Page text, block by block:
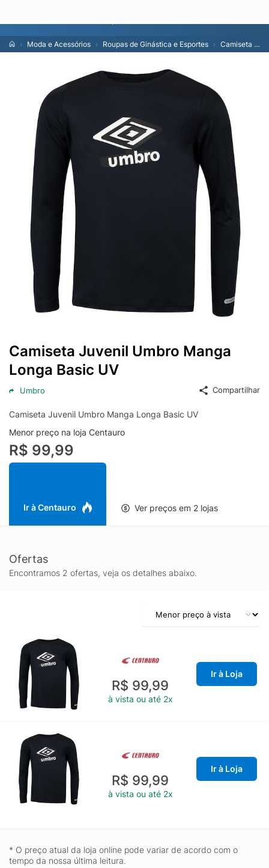
Moda e Acessórios Roupas de Ginástica e Esportes Camiseta Juvenil Umbro Manga Longa Basic UV
Camiseta Juvenil Umbro Manga
Longa Basic UV
Umbro Compartilhar
Camiseta Juvenil Umbro Manga Longa Basic UV
Menor preço na loja Centauro
R$ 99,99
Ir à Centauro Ver preços em 2 lojas
Ofertas
Encontramos 2 ofertas, veja os detalhes abaixo.
R$ 99,99
à vista ou até 2x
Ir à Loja
R$ 99,99
à vista ou até 2x
Ir à Loja
* O preço atual da loja online pode variar de acordo com o
tempo da nossa última leitura.